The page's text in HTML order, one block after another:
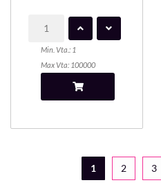
Min. Vta.: 1
Max Vta: 100000
1 2 3